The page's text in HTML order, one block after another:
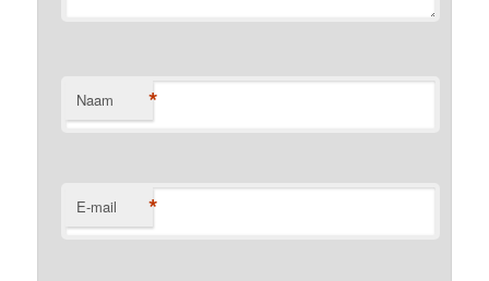
Naam *
E-mail *